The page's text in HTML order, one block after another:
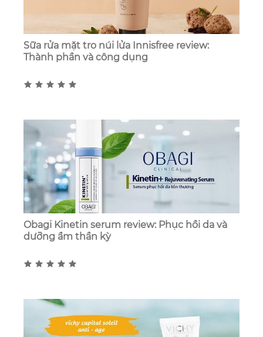
Sữa rửa mặt tro núi lửa Innisfree review:
Thành phần và công dụng
Obagi Kinetin serum review: Phục hồi da và
dưỡng ẩm thần kỳ